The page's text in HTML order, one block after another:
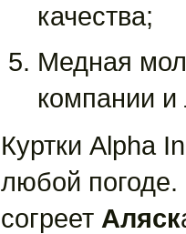
качества;
Медная
компании и
Куртки Alpha
любой
согреет Аляск